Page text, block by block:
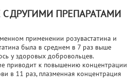
ДРУГИМИ ПРЕПАРАТАМИ
применении розувастатина и
была в среднем в 7 раз выше
у здоровых добровольцев.
приводит к повышению концентрации
в 11 раз, плазменная концентрация